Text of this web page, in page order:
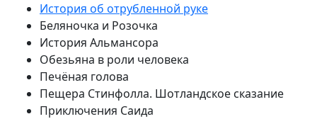
История об отрубленной руке
Беляночка и Розочка
История Альмансора
Обезьяна в роли человека
Печёная голова
Пещера Стинфолла. Шотландское сказание
Приключения Саида